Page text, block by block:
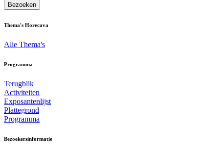
Bezoeken
Thema's Horecava
Alle Thema's
Programma
Terugblik
Activiteiten
Exposantenlijst
Plattegrond
Programma
Bezoekersinformatie